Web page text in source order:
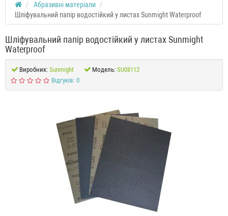
Абразивні матеріали
Шліфувальний папір водостійкий у листах Sunmight Waterproof
Шліфувальний папір водостійкий у листах Sunmight
Waterproof
Виробник: Sunmight Модель: SU08112
Відгуків: 0